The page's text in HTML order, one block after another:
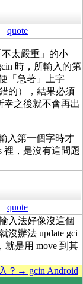
quote
不太嚴重」的小
時，所輸入的第
「急著」上字
的），結果必須
幸之後就不會再出
入第一個字時才
裡，是沒有這問題
quote
入法好像沒這個
沒辦法 update gci
就是用 move 到其
？→ gcin Android